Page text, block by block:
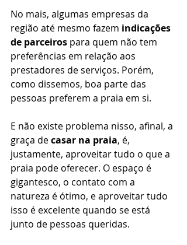
No mais, algumas empresas da
região até mesmo fazem indicações
de parceiros para quem não tem
preferências em relação aos
prestadores de serviços. Porém,
como dissemos, boa parte das
pessoas preferem a praia em si.
E não existe problema nisso, afinal, a
graça de casar na praia, é,
justamente, aproveitar tudo o que a
praia pode oferecer. O espaço é
gigantesco, o contato com a
natureza é ótimo, e aproveitar tudo
isso é excelente quando se está
junto de pessoas queridas.